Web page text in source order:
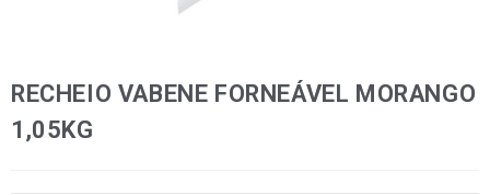
RECHEIO VABENE FORNEÁVEL MORANGO
1,05KG